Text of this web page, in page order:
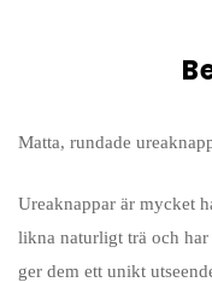
Matta, rundade
Ureaknappar är mycket
likna naturligt trä och
ger dem ett unikt